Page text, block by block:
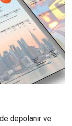
depolanır ve